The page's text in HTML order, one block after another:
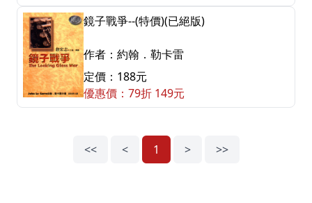
鏡子戰爭--(特價)(已絕版)
作者：約翰．勒卡雷
定價：188元
優惠價：79折 149元
<< < 1 > >>